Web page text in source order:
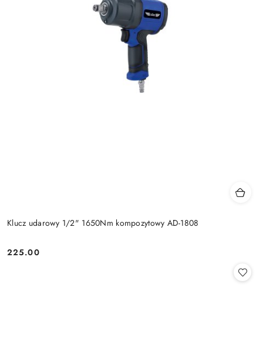
Klucz udarowy 1/2" 1650Nm kompozytowy AD-1808
Cena:
225.00